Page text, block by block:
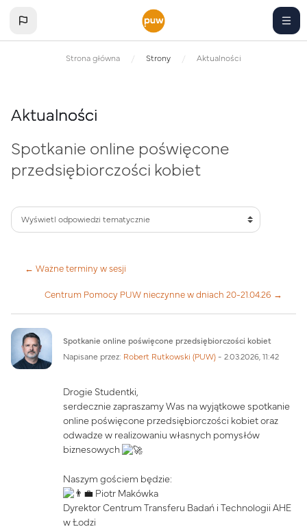
Strona główna Strony Aktualności
Aktualności
Spotkanie online poświęcone
przedsiębiorczości kobiet
← Ważne terminy w sesji
Centrum Pomocy PUW nieczynne w dniach 20-21.04.26 →
Spotkanie online poświęcone przedsiębiorczości kobiet
Napisane przez: Robert Rutkowski (PUW) - 2.03.2026, 11:42
Liczba odpowiedzi: 0
Drogie Studentki,
serdecznie zapraszamy Was na wyjątkowe spotkanie
online poświęcone przedsiębiorczości kobiet oraz
odwadze w realizowaniu własnych pomysłów
biznesowych
Naszym gościem będzie:
Piotr Makówka
Dyrektor Centrum Transferu Badań i Technologii AHE
w Łodzi